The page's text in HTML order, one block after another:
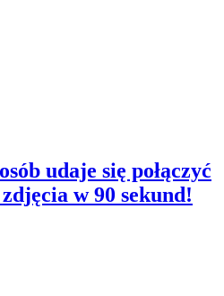
udaje się połączyć
w 90 sekund!